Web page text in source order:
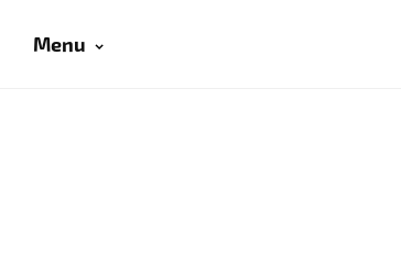
Menu